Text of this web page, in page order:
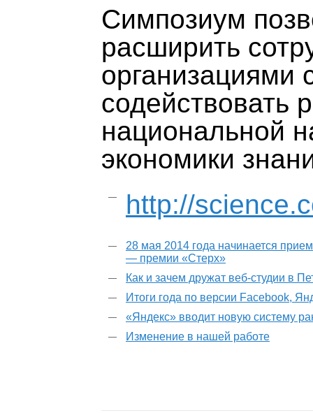
Симпозиум
расширить
организациями
содействовать
национальной
экономики
http://
28 мая 2014 года начинается
— премии «Стерх»
Как и зачем дружат веб-студии в
Итоги года по версии Facebook,
«Яндекс» вводит новую систему
Изменение в нашей работе